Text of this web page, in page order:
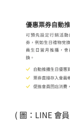
( 圖：LINE 會